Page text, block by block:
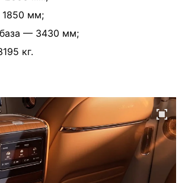
мм;
база — 3430 мм;
кг.